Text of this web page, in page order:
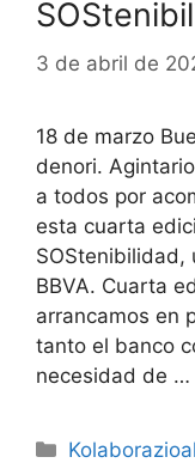
3 de abril de
18 de marzo
denori.
a todos por
esta cuarta
SOStenibilidad,
BBVA. Cuarta
arrancamos en
tanto el banco
necesidad de …